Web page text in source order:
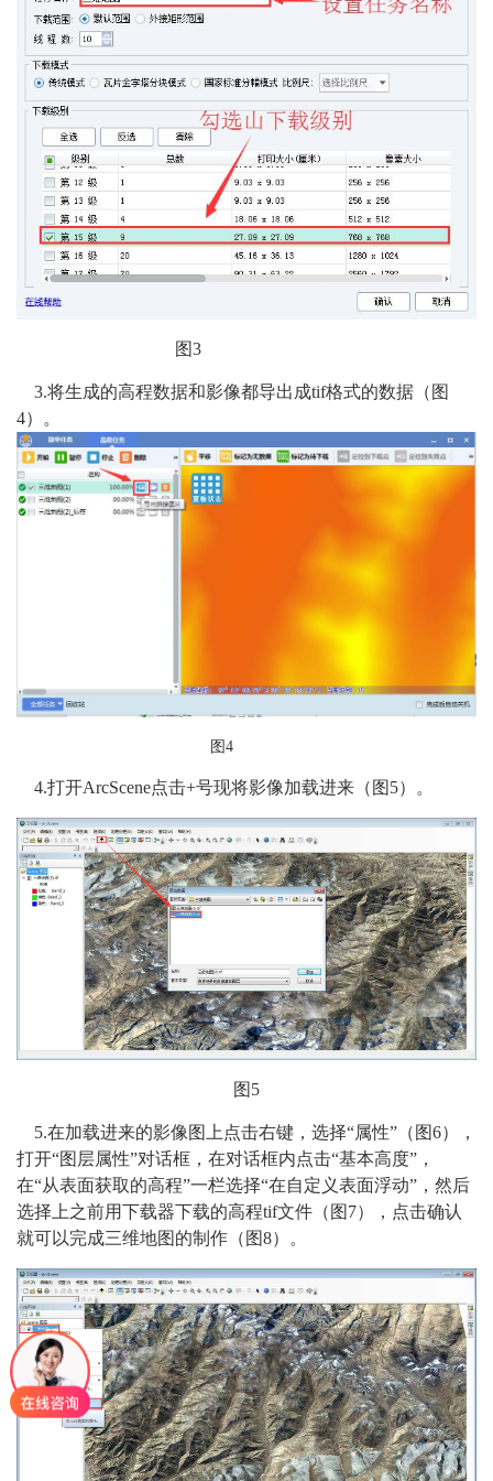
图3
3.将生成的高程数据和影像都导出成tif格式的数据（图
4）。
图4
4.打开ArcScene点击+号现将影像加载进来（图5）。
图5
5.在加载进来的影像图上点击右键，选择“属性”（图6），
打开“图层属性”对话框，在对话框内点击“基本高度”，
在“从表面获取的高程”一栏选择“在自定义表面浮动”，然后
选择上之前用下载器下载的高程tif文件（图7），点击确认
就可以完成三维地图的制作（图8）。